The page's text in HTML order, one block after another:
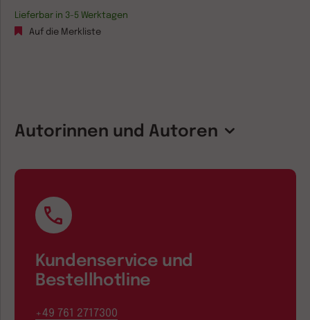
Lieferbar in 3-5 Werktagen
Auf die Merkliste
Autorinnen und Autoren
Kundenservice und
Bestellhotline
+49 761 2717300